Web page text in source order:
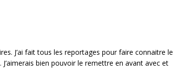
J’ai fait tous les reportages pour faire connaitre le
bien pouvoir le remettre en avant avec et